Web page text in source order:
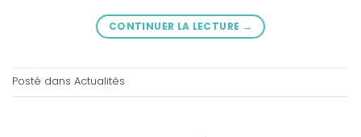
CONTINUER LA LECTURE →
Posté dans Actualités